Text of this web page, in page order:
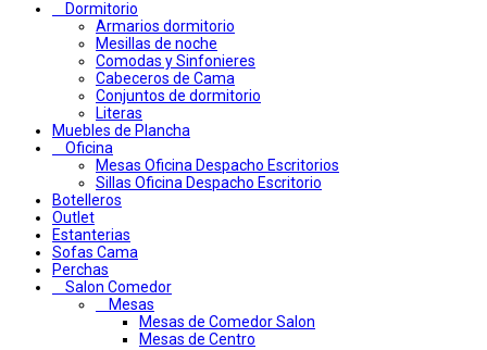
Dormitorio
Armarios dormitorio
Mesillas de noche
Comodas y Sinfonieres
Cabeceros de Cama
Conjuntos de dormitorio
Literas
Muebles de Plancha
Oficina
Mesas Oficina Despacho Escritorios
Sillas Oficina Despacho Escritorio
Botelleros
Outlet
Estanterias
Sofas Cama
Perchas
Salon Comedor
Mesas
Mesas de Comedor Salon
Mesas de Centro